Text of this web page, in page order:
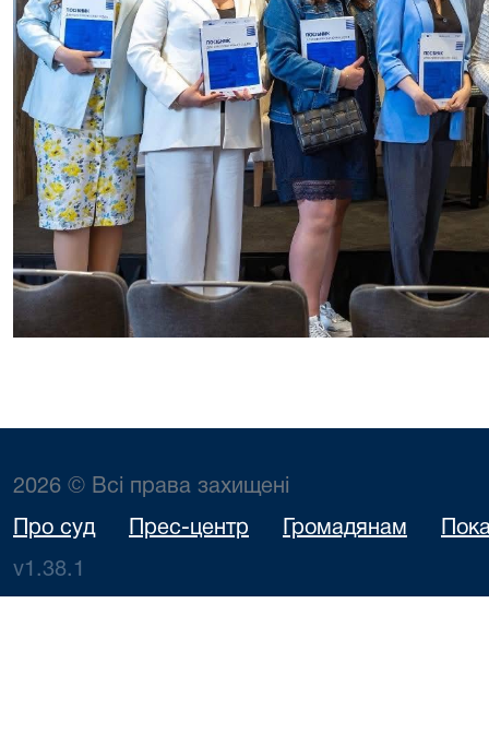
2026 © Всі права захищені
Про суд Прес-центр Громадянам
v1.38.1